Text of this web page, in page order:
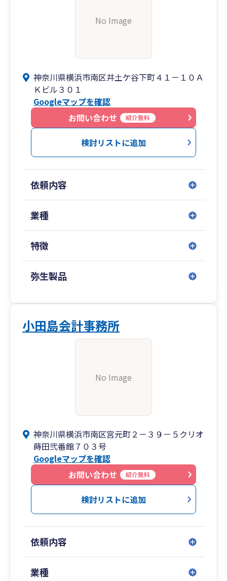
No Image
神奈川県横浜市南区井土ケ谷下町４１－１０Ａ
Ｋビル３０１
Googleマップを確認
お問い合わせ
紹介無料
検討リストに追加
依頼内容
業種
特徴
弥生製品
小田島会計事務所
No Image
神奈川県横浜市南区宮元町２－３９－５クリオ
蒔田弐番館７０３号
Googleマップを確認
お問い合わせ
紹介無料
検討リストに追加
依頼内容
業種